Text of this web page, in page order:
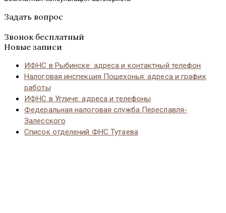
Задать вопрос
Звонок бесплатный
Новые записи
ИФНС в Рыбинске: адреса и контактный телефон
Налоговая инспекция Пошехонья: адреса и график
работы
ИФНС в Угличе: адреса и телефоны
Федеральная налоговая служба Переславля-
Залесского
Список отделений ФНС Тутаева